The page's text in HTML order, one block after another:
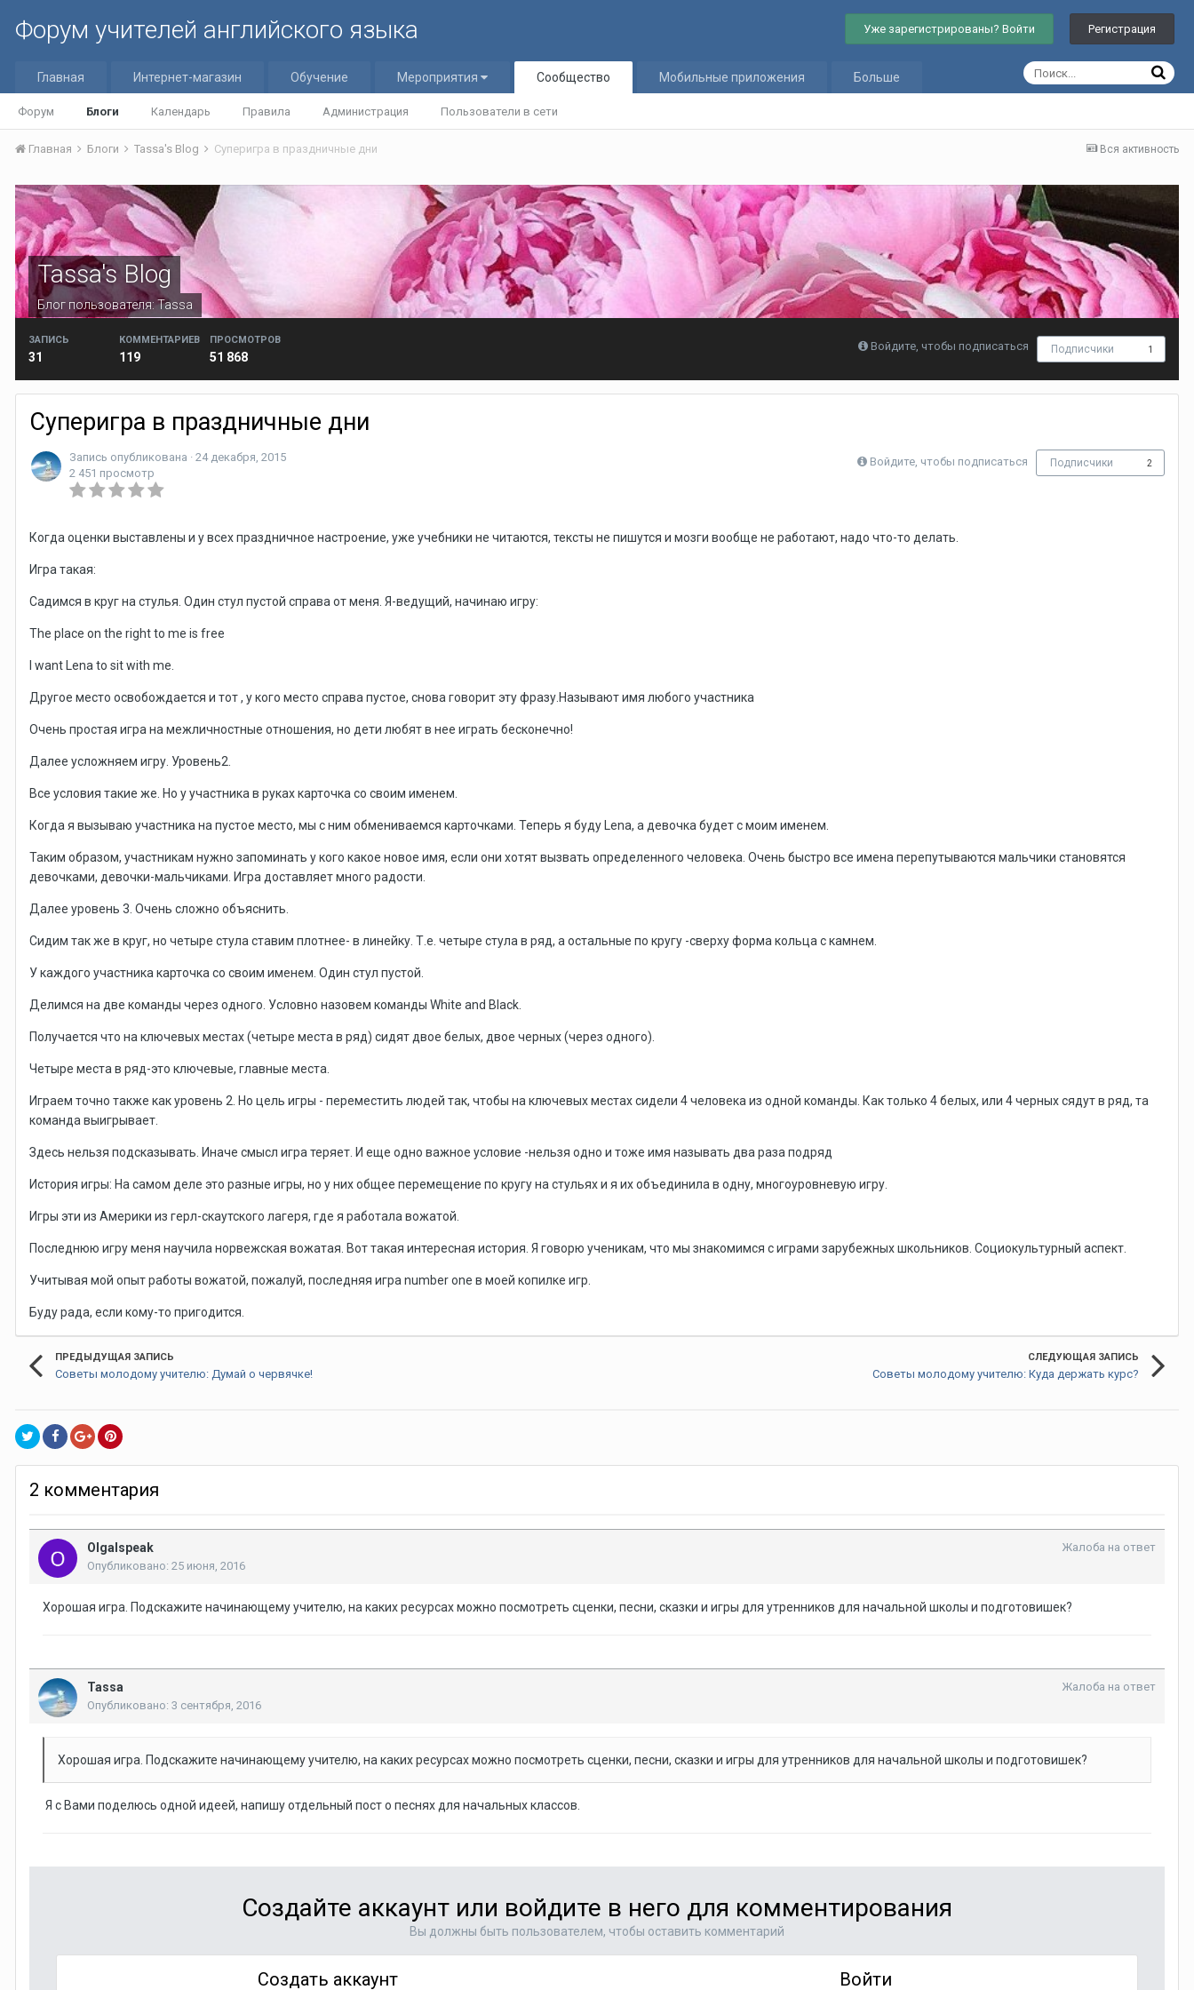
Форум учителей английского языка Уже зарегистрированы? Войти Регистрация
Главная Интернет-магазин Обучение Мероприятия Сообщество
Форум Блоги Календарь Правила Администрация Пользователи в сети
Мобильные приложения Больше
Вся активность
Главная Блоги Tassa's Blog Суперигра в праздничные дни
Tassa's Blog
Блог пользователя:Tassa
Войдите, чтобы подписаться Подписчики 1
ЗАПИСЬ
31
КОММЕНТАРИЕВ
119
ПРОСМОТРОВ
51 868
Суперигра в праздничные дни
Войдите, чтобы подписаться Подписчики 2
Запись опубликована · 24 декабря, 2015
2 451 просмотр
Когда оценки выставлены и у всех праздничное настроение, уже учебники не читаются, тексты не пишутся и мозги вообще не работают, надо что-то делать.
Игра такая:
Садимся в круг на стулья. Один стул пустой справа от меня. Я-ведущий, начинаю игру:
The place on the right to me is free
I want Lena to sit with me.
Другое место освобождается и тот , у кого место справа пустое, снова говорит эту фразу.Называют имя любого участника
Очень простая игра на межличностные отношения, но дети любят в нее играть бесконечно!
Далее усложняем игру. Уровень2.
Все условия такие же. Но у участника в руках карточка со своим именем.
Когда я вызываю участника на пустое место, мы с ним обмениваемся карточками. Теперь я буду Lena, а девочка будет с моим именем.
Таким образом, участникам нужно запоминать у кого какое новое имя, если они хотят вызвать определенного человека. Очень быстро все имена перепутываются мальчики становятся
девочками, девочки-мальчиками. Игра доставляет много радости.
Далее уровень 3. Очень сложно объяснить.
Сидим так же в круг, но четыре стула ставим плотнее- в линейку. Т.е. четыре стула в ряд, а остальные по кругу -сверху форма кольца с камнем.
У каждого участника карточка со своим именем. Один стул пустой.
Делимся на две команды через одного. Условно назовем команды White and Black.
Получается что на ключевых местах (четыре места в ряд) сидят двое белых, двое черных (через одного).
Четыре места в ряд-это ключевые, главные места.
Играем точно также как уровень 2. Но цель игры - переместить людей так, чтобы на ключевых местах сидели 4 человека из одной команды. Как только 4 белых, или 4 черных сядут в ряд, та
команда выигрывает.
Здесь нельзя подсказывать. Иначе смысл игра теряет. И еще одно важное условие -нельзя одно и тоже имя называть два раза подряд
История игры: На самом деле это разные игры, но у них общее перемещение по кругу на стульях и я их объединила в одну, многоуровневую игру.
Игры эти из Америки из герл-скаутского лагеря, где я работала вожатой.
Последнюю игру меня научила норвежская вожатая. Вот такая интересная история. Я говорю ученикам, что мы знакомимся с играми зарубежных школьников. Социокультурный аспект.
Учитывая мой опыт работы вожатой, пожалуй, последняя игра number one в моей копилке игр.
Буду рада, если кому-то пригодится.
ПРЕДЫДУЩАЯ ЗАПИСЬ
Советы молодому учителю: Думай о червячке!
СЛЕДУЮЩАЯ ЗАПИСЬ
Советы молодому учителю: Куда держать курс?
2 комментария
Жалоба на ответ
OlgaIspeak
Опубликовано: 25 июня, 2016
Хорошая игра. Подскажите начинающему учителю, на каких ресурсах можно посмотреть сценки, песни, сказки и игры для утренников для начальной школы и подготовишек?
Жалоба на ответ
Tassa
Опубликовано: 3 сентября, 2016
Хорошая игра. Подскажите начинающему учителю, на каких ресурсах можно посмотреть сценки, песни, сказки и игры для утренников для начальной школы и подготовишек?
Я с Вами поделюсь одной идеей, напишу отдельный пост о песнях для начальных классов.
Создайте аккаунт или войдите в него для комментирования
Вы должны быть пользователем, чтобы оставить комментарий
Создать аккаунт Войти